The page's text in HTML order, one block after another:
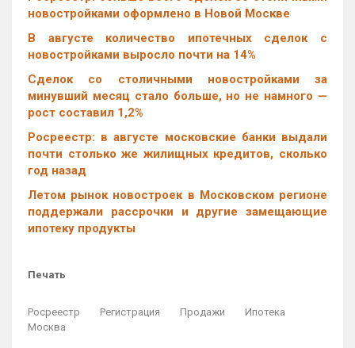
новостройками оформлено в Новой Москве
В августе количество ипотечных сделок с
новостройками выросло почти на 14%
Cделок со столичными новостройками за
минувший месяц стало больше, но не намного —
рост составил 1,2%
Росреестр: в августе московские банки выдали
почти столько же жилищных кредитов, сколько
год назад
Летом рынок новостроек в Московском регионе
поддержали рассрочки и другие замещающие
ипотеку продукты
Печать
Росреестр Регистрация Продажи
Ипотека
Москва